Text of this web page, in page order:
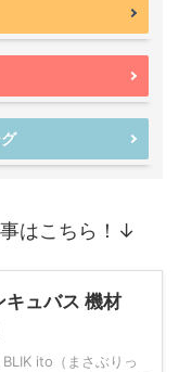
はこちら！↓
キュバス 機材
ito（まさぶりっ